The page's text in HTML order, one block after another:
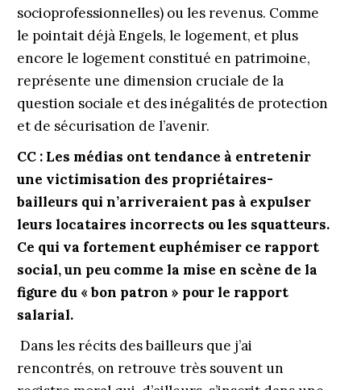
socioprofessionnelles) ou les revenus. Comme
le pointait déjà Engels, le logement, et plus
encore le logement constitué en patrimoine,
représente une dimension cruciale de la
question sociale et des inégalités de protection
et de sécurisation de l’avenir.
CC : Les médias ont tendance à entretenir
une victimisation des propriétaires-
bailleurs qui n’arriveraient pas à expulser
leurs locataires incorrects ou les squatteurs.
Ce qui va fortement euphémiser ce rapport
social, un peu comme la mise en scène de la
figure du « bon patron » pour le rapport
salarial.
Dans les récits des bailleurs que j’ai
rencontrés, on retrouve très souvent un